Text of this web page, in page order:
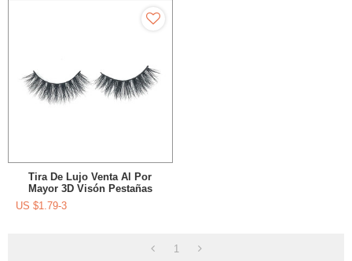
Tira De Lujo Venta Al Por
Mayor 3D Visón Pestañas
Proveedores Visón
US $1.79-3
1